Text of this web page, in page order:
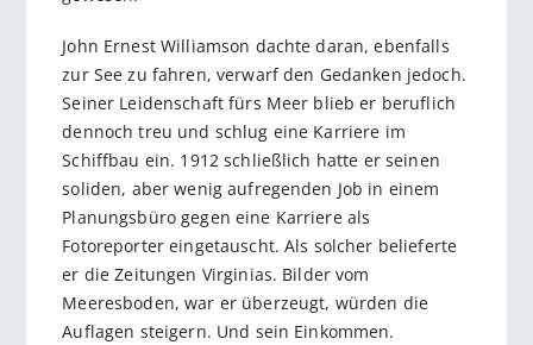
John Ernest Williamson dachte daran, ebenfalls
zur See zu fahren, verwarf den Gedanken jedoch.
Seiner Leidenschaft fürs Meer blieb er beruflich
dennoch treu und schlug eine Karriere im
Schiffbau ein. 1912 schließlich hatte er seinen
soliden, aber wenig aufregenden Job in einem
Planungsbüro gegen eine Karriere als
Fotoreporter eingetauscht. Als solcher belieferte
er die Zeitungen Virginias. Bilder vom
Meeresboden, war er überzeugt, würden die
Auflagen steigern. Und sein Einkommen.